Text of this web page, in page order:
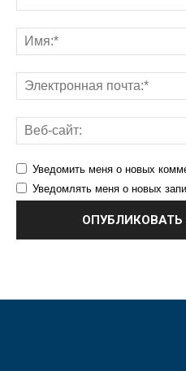
Уведомить меня о новых
Уведомлять меня о новых